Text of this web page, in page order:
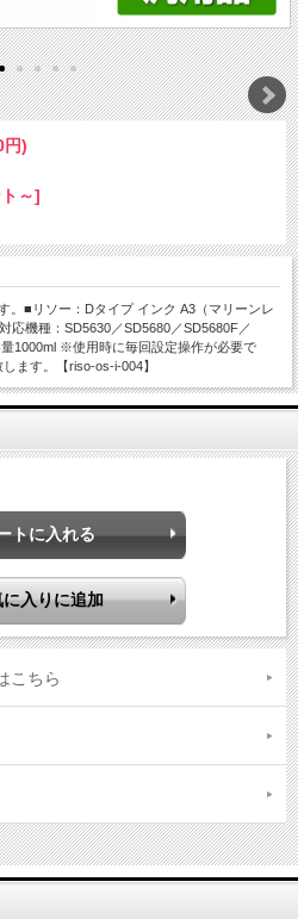
円)
～]
。■リソー：Dタイプ インク A3（マリーンレ
応機種：SD5630／SD5680／SD5680F／
1000ml ※使用時に毎回設定操作が必要で
ます。【riso-os-i-004】
こちら